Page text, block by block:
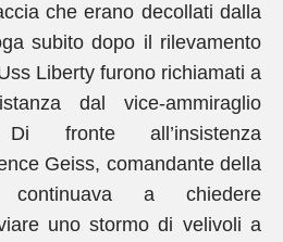
che erano decollati dalla
subito dopo il rilevamento
Liberty furono richiamati a
dal vice-ammiraglio
fronte all’insistenza
Geiss, comandante della
a chiedere
uno stormo di velivoli a